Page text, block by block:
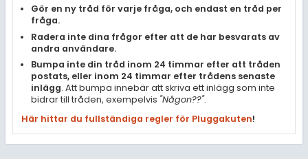
Gör en ny tråd för varje fråga, och endast en tråd per
fråga.
Radera inte dina frågor efter att de har besvarats av
andra användare.
Bumpa inte din tråd inom 24 timmar efter att tråden
postats, eller inom 24 timmar efter trådens senaste
inlägg. Att bumpa innebär att skriva ett inlägg som inte
bidrar till tråden, exempelvis "Någon??".
Här hittar du fullständiga regler för Pluggakuten!
Regler
För lärare
6 inloggade
Om Pluggakuten